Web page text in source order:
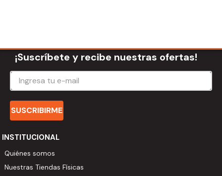
¡Suscríbete y recibe nuestras ofertas!
SUSCRIBIRME
INSTITUCIONAL
Quiénes somos
Nuestras Tiendas Físicas